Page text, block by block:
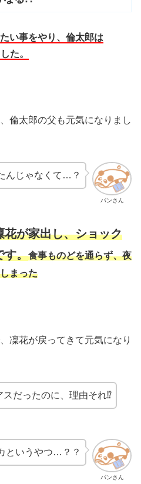
い事をやり、倫太郎は
た。
倫太郎の父も元気になりまし
パンさん
んじゃなくて…？
が家出し、ショック
す。食事ものどを通らず、夜
まった
凜花が戻ってきて元気になり
スだったのに、理由それ⁉
パンさん
というやつ…？？